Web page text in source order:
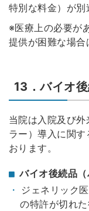
特別な料金）が別
※医療上の必要が
提供が困難な場合
13．バイオ
当院は入院及び
ラー）導入に関
おります。
バイオ後続品
ジェネリック
の特許が切れ